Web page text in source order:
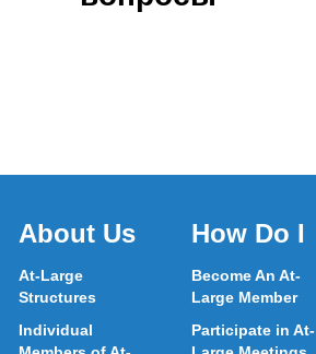
About Us
At-Large
Structures
Individual
How Do I
Become An At-
Large Member
Participate in At-